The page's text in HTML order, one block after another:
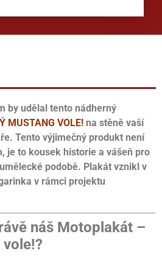
by udělal tento nádherný
MUSTANG VOLE! na stěně vaší
Tento výjimečný produkt není
je to kousek historie a vášeň pro
podobě. Plakát vznikl v
v rámci projektu
náš Motoplakát –